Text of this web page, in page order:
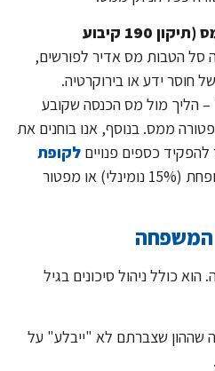
אופטימיזציה של הטבות מס (תיקון 190 קיבוע
סל הטבות מס אדיר לפורשים,
חוסר ידע או בירוקרטיה.
– הליך מול מס הכנסה שקובע
ממס. בנוסף, אנו בוחנים את
לקופת
וליהנות ממס רווחי הון מופחת (15% נומינלי) או מפטור
המשפחה
כולל ניהול סיכונים בגיל
שההון שצברתם לא "ייבלע" על